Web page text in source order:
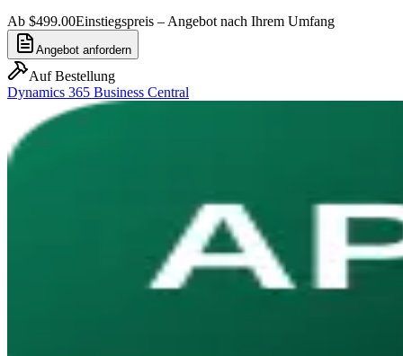
Ab $499.00Einstiegspreis – Angebot nach Ihrem Umfang
Angebot anfordern
Auf Bestellung
Dynamics 365 Business Central